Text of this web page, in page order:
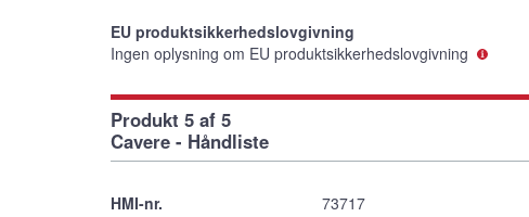
EU produktsikkerhedslovgivning
Ingen oplysning om EU produktsikkerhedslovgivning
Produkt 5 af 5
Cavere - Håndliste
HMI-nr.
73717